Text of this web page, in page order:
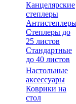
Канцелярские
степлеры
Степлеры до
25 листов
Стандартные
до 40 листов
Настольные
аксессуары
Коврики на
стол